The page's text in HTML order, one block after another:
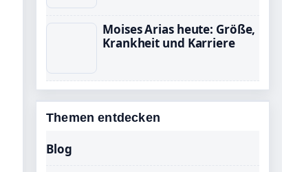
Moises Arias heute: Größe,
Krankheit und Karriere
Themen entdecken
Blog